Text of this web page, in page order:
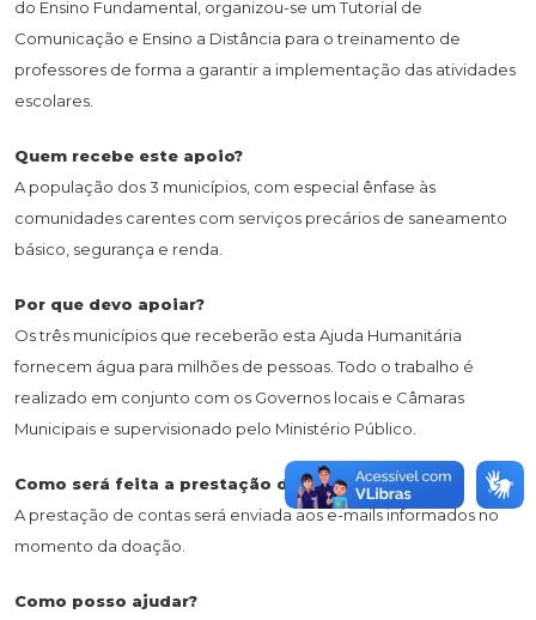
do Ensino Fundamental, organizou-se um Tutorial de
Comunicação e Ensino a Distância para o treinamento de
professores de forma a garantir a implementação das atividades
escolares.
Quem recebe este apoio?
A população dos 3 municípios, com especial ênfase às
comunidades carentes com serviços precários de saneamento
básico, segurança e renda.
Por que devo apoiar?
Os três municípios que receberão esta Ajuda Humanitária
fornecem água para milhões de pessoas. Todo o trabalho é
realizado em conjunto com os Governos locais e Câmaras
Municipais e supervisionado pelo Ministério Público.
Como será feita a prestação de contas?
A prestação de contas será enviada aos e-mails informados no
momento da doação.
Como posso ajudar?